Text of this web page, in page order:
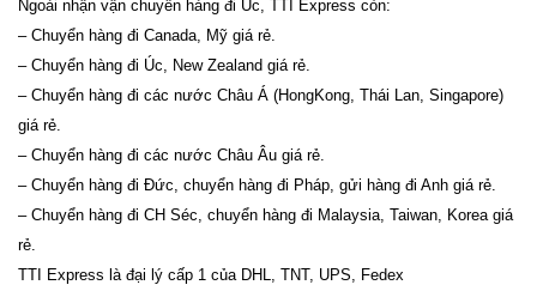
Ngoài nhận vận chuyển hàng đi Úc, TTI Express còn:
– Chuyển hàng đi Canada, Mỹ giá rẻ.
– Chuyển hàng đi Úc, New Zealand giá rẻ.
– Chuyển hàng đi các nước Châu Á (HongKong, Thái Lan, Singapore)
giá rẻ.
– Chuyển hàng đi các nước Châu Âu giá rẻ.
– Chuyển hàng đi Đức, chuyển hàng đi Pháp, gửi hàng đi Anh giá rẻ.
– Chuyển hàng đi CH Séc, chuyển hàng đi Malaysia, Taiwan, Korea giá
rẻ.
TTI Express là đại lý cấp 1 của DHL, TNT, UPS, Fedex